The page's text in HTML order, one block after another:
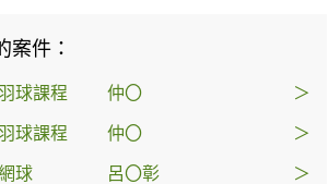
案件：
球課程 仲〇 ＞
球課程 仲〇 ＞
球 呂〇彰 ＞